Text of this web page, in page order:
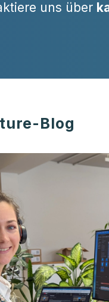
uns über
Blog